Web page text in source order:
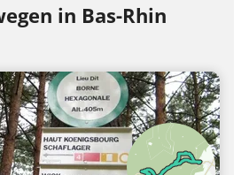
in Bas-Rhin